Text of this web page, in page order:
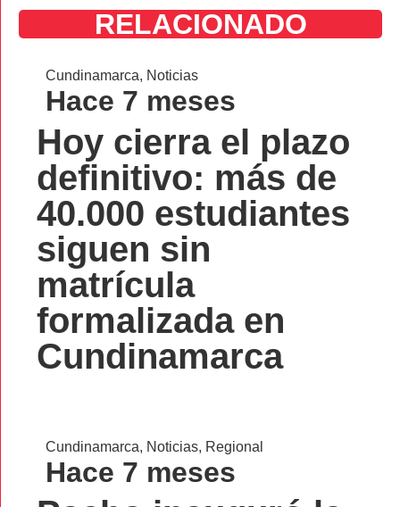
RELACIONADO
Cundinamarca, Noticias
Hace 7 meses
Hoy cierra el plazo
definitivo: más de
40.000 estudiantes
siguen sin
matrícula
formalizada en
Cundinamarca
Cundinamarca, Noticias, Regional
Hace 7 meses